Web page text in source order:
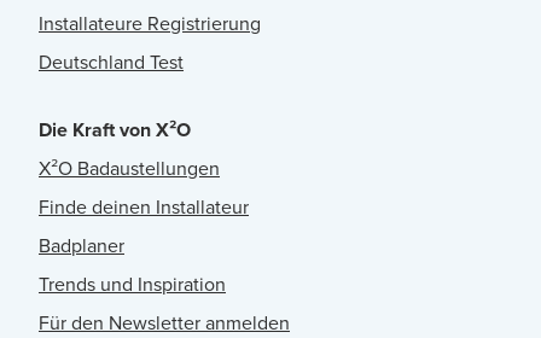
Installateure Registrierung
Deutschland Test
Die Kraft von X²O
X²O Badaustellungen
Finde deinen Installateur
Badplaner
Trends und Inspiration
Für den Newsletter anmelden